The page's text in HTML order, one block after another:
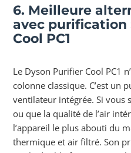
6. Meilleure
avec purification
Cool PC1
Le Dyson Purifier Cool PC1
colonne classique. C’est un
ventilateur intégrée. Si vous
ou que la qualité de l’air
l’appareil le plus abouti du
thermique et air filtré. Son